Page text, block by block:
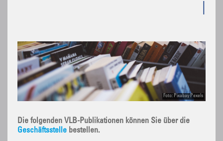
Foto: Pixabay Pexels
Die folgenden VLB-Publikationen können Sie über die
Geschäftsstelle bestellen.